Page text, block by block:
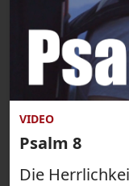
VIDEO
Psalm 8
Die